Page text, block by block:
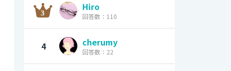
Hiro
回答数：110
4 cherumy
回答数：22